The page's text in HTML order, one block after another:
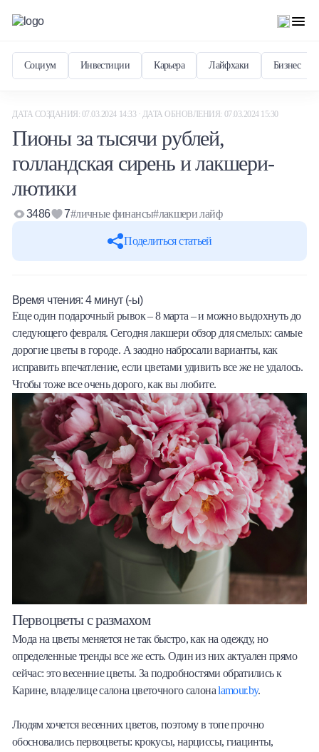
Социум Инвестиции Карьера Лайфхаки Бизнес
Халва
Онлайн-обменник
Премиальный сервис Prime Line
Мобильный банк MOBY
Потребительский кредит
Карта КАКТУС
Продукты для Бизнеса
ДАТА СОЗДАНИЯ: 07.03.2024 14:33 · ДАТА ОБНОВЛЕНИЯ: 07.03.2024 15:30
Пионы за тысячи рублей,
голландская сирень и лакшери-
лютики
Поделиться статьей
3486 7#личные финансы#лакшери лайф
Время чтения:4 минут (-ы)
Еще один подарочный рывок – 8 марта – и можно выдохнуть до
следующего февраля. Сегодня лакшери обзор для смелых: самые
дорогие цветы в городе. А заодно набросали варианты, как
исправить впечатление, если цветами удивить все же не удалось.
Чтобы тоже все очень дорого, как вы любите.
Первоцветы с размахом
Мода на цветы меняется не так быстро, как на одежду, но
определенные тренды все же есть. Один из них актуален прямо
сейчас: это весенние цветы. За подробностями обратились к
Карине, владелице салона цветочного салонаlamour.by.
Людям хочется весенних цветов, поэтому в топе прочно
обосновались первоцветы: крокусы, нарциссы, гиацинты,